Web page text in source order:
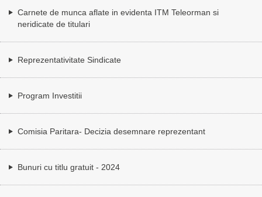
Carnete de munca aflate in evidenta ITM Teleorman si
neridicate de titulari
Reprezentativitate Sindicate
Program Investitii
Comisia Paritara- Decizia desemnare reprezentant
Bunuri cu titlu gratuit - 2024